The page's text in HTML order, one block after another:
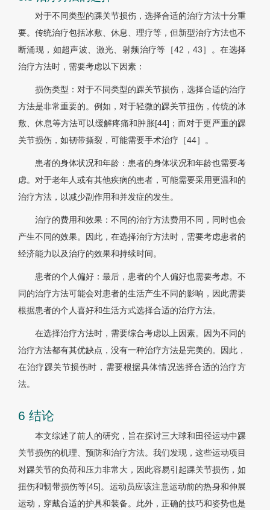
对于不同类型的踝关节损伤，选择合适的治疗方法十分重
要。传统治疗包括冰敷、休息、理疗等，但新型治疗方法也不
断涌现，如超声波、激光、射频治疗等［42，43］。在选择
治疗方法时，需要考虑以下因素：
损伤类型：对于不同类型的踝关节损伤，选择合适的治疗
方法是非常重要的。例如，对于轻微的踝关节扭伤，传统的冰
敷、休息等方法可以缓解疼痛和肿胀[44]；而对于更严重的踝
关节损伤，如韧带撕裂，可能需要手术治疗［44］。
患者的身体状况和年龄：患者的身体状况和年龄也需要考
虑。对于老年人或有其他疾病的患者，可能需要采用更温和的
治疗方法，以减少副作用和并发症的发生。
治疗的费用和效果：不同的治疗方法费用不同，同时也会
产生不同的效果。因此，在选择治疗方法时，需要考虑患者的
经济能力以及治疗的效果和持续时间。
患者的个人偏好：最后，患者的个人偏好也需要考虑。不
同的治疗方法可能会对患者的生活产生不同的影响，因此需要
根据患者的个人喜好和生活方式选择合适的治疗方法。
在选择治疗方法时，需要综合考虑以上因素。因为不同的
治疗方法都有其优缺点，没有一种治疗方法是完美的。因此，
在治疗踝关节损伤时，需要根据具体情况选择合适的治疗方
法。
6 结论
本文综述了前人的研究，旨在探讨三大球和田径运动中踝
关节损伤的机理、预防和治疗方法。我们发现，这些运动项目
对踝关节的负荷和压力非常大，因此容易引起踝关节损伤，如
扭伤和韧带损伤等[45]。运动员应该注意运动前的热身和伸展
运动，穿戴合适的护具和装备。此外，正确的技巧和姿势也是